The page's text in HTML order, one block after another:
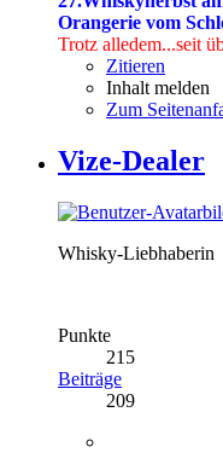
Orangerie vom
Trotz alledem...seit
Zitieren
Inhalt melden
Zum
Vize-Dealer
Whisky-Liebhaberin
Punkte
215
Beiträge
209